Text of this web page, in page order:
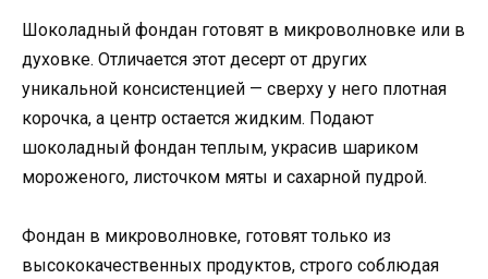
Шоколадный фондан готовят в микроволновке или в
духовке. Отличается этот десерт от других
уникальной консистенцией — сверху у него плотная
корочка, а центр остается жидким. Подают
шоколадный фондан теплым, украсив шариком
мороженого, листочком мяты и сахарной пудрой.
Фондан в микроволновке, готовят только из
высококачественных продуктов, строго соблюдая